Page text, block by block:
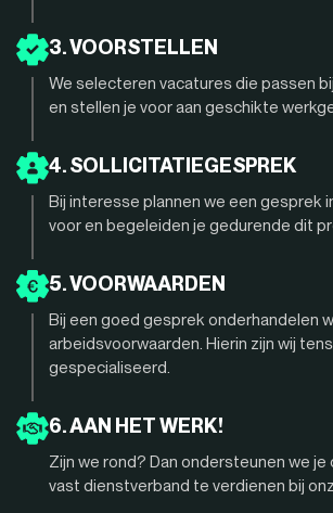
3. VOORSTELLEN
We selecteren vacatures die passen
en stellen je voor aan geschikte
4. SOLLICITATIEGESPREK
Bij interesse plannen we een gesprek
voor en begeleiden je gedurende dit
5. VOORWAARDEN
Bij een goed gesprek onderhandelen
arbeidsvoorwaarden. Hierin zijn wij
gespecialiseerd.
6. AAN HET WERK!
Zijn we rond? Dan ondersteunen we je
vast dienstverband te verdienen bij